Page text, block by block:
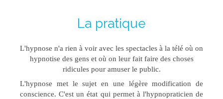
La pratique
L'hypnose n'a rien à voir avec les spectacles à la télé où on
hypnotise des gens et où on leur fait faire des choses
ridicules pour amuser le public.
L'hypnose met le sujet en une légère modification de
conscience. C'est un état qui permet à l'hypnopraticien de